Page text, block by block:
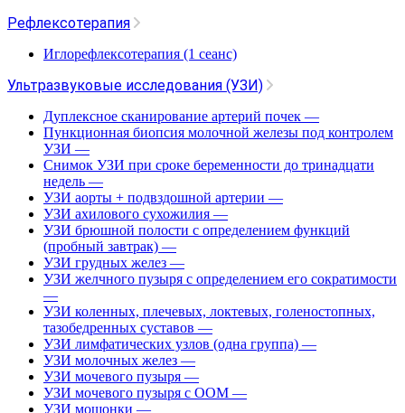
Рефлексотерапия
Иглорефлексотерапия (1 сеанс)
Ультразвуковые исследования (УЗИ)
Дуплексное сканирование артерий почек —
Пункционная биопсия молочной железы под контролем
УЗИ —
Снимок УЗИ при сроке беременности до тринадцати
недель —
УЗИ аорты + подвздошной артерии —
УЗИ ахилового сухожилия —
УЗИ брюшной полости с определением функций
(пробный завтрак) —
УЗИ грудных желез —
УЗИ желчного пузыря с определением его сократимости
—
УЗИ коленных, плечевых, локтевых, голеностопных,
тазобедренных суставов —
УЗИ лимфатических узлов (одна группа) —
УЗИ молочных желез —
УЗИ мочевого пузыря —
УЗИ мочевого пузыря с ООМ —
УЗИ мошонки —